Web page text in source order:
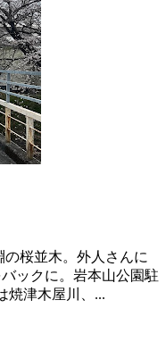
桜並木。外人さんに
ックに。岩本山公園駐
焼津木屋川、...